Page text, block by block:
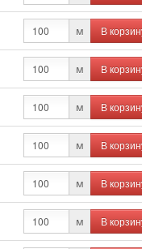
м В
м В
м В
м В
м В
м В